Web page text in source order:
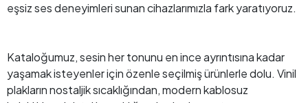
eşsiz ses deneyimleri sunan cihazlarımızla fark yaratıyoruz.
Kataloğumuz, sesin her tonunu en ince ayrıntısına kadar
yaşamak isteyenler için özenle seçilmiş ürünlerle dolu. Vinil
plakların nostaljik sıcaklığından, modern kablosuz